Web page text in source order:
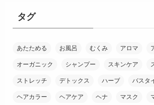
タグ
あたためる お風呂 むくみ アロマ
オーガニック シャンプー スキンケア
ストレッチ デトックス ハーブ バスタ
ヘアカラー ヘアケア ヘナ マスク